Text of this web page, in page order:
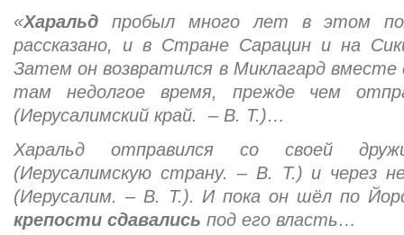
«Харальд пробыл много лет в этом
рассказано, и в Стране Сарацин и на
Затем он возвратился в Миклагард вместе
там недолгое время, прежде чем
(Иерусалимский край. – В. Т.)…
Харальд отправился со своей
(Иерусалимскую страну. – В. Т.) и через
(Иерусалим. – В. Т.). И пока он шёл по
крепости сдавались под его власть…